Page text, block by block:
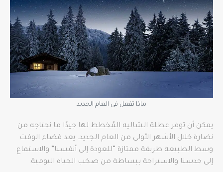
ماذا تفعل في العام الجديد
يمكن أن توفر عطلة الشاليه المُخطط لها جيدًا ما نحتاجه من
نضارة خلال الأشهر الأولى من العام الجديد. يعد قضاء الوقت
وسط الطبيعة طريقة ممتازة “للعودة إلى أنفسنا” والاستماع
إلى حدسنا والاستراحة ببساطة من صخب الحياة اليومية.